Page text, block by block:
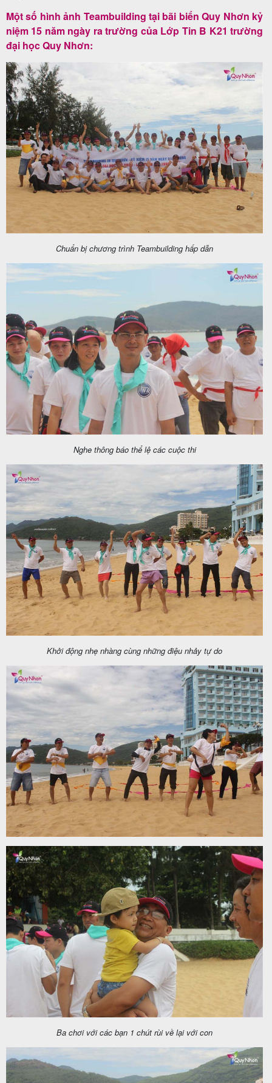
Tin
lịch
Về
Quy
Nhơn
Tourist
Cảm
khách
hàng
Tuyển
dụng
Liên
hệ
Một số hình ảnh Teambuilding tại bãi biển Quy Nhơn kỷ
niệm 15 năm ngày ra trường của Lớp Tin B K21 trường
đại học Quy Nhơn:
Chuẩn bị chương trình Teambuilding hấp dẫn
Nghe thông báo thể lệ các cuộc thi
Khởi động nhẹ nhàng cùng những điệu nhảy tự do
Ba chơi với các bạn 1 chút rùi về lại với con